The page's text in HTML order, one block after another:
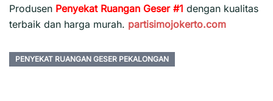
Produsen Penyekat Ruangan Geser #1 dengan kualitas
terbaik dan harga murah. partisimojokerto.com
PENYEKAT RUANGAN GESER PEKALONGAN